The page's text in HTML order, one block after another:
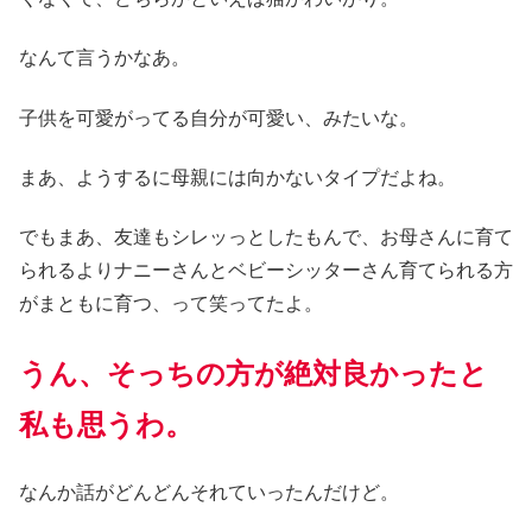
なんて言うかなあ。
子供を可愛がってる自分が可愛い、みたいな。
まあ、ようするに母親には向かないタイプだよね。
でもまあ、友達もシレッっとしたもんで、お母さんに育て
られるよりナニーさんとベビーシッターさん育てられる方
がまともに育つ、って笑ってたよ。
うん、そっちの方が絶対良かったと
私も思うわ。
なんか話がどんどんそれていったんだけど。